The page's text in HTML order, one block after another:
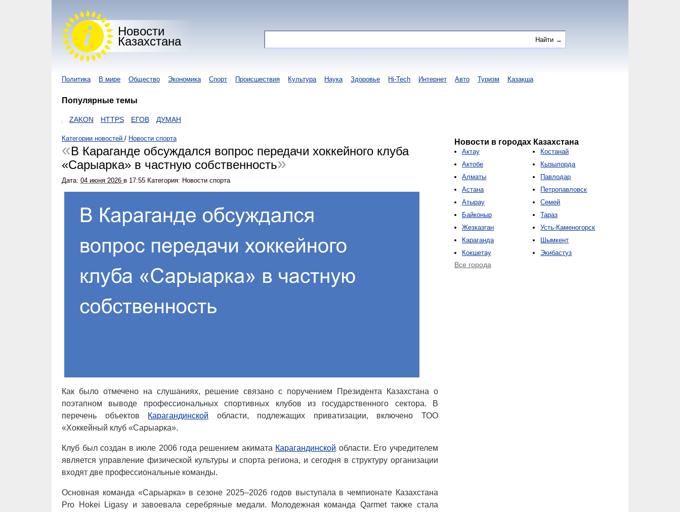
Новости
Казахстана
Политика В мире Общество Экономика Спорт Происшествия Культура Наука Здоровье Hi-Tech Интернет Авто Туризм Қазақша
Популярные темы
ZAKON HTTPS ЕГОВ ДУМАН
Категории новостей / Новости спорта
В Караганде обсуждался вопрос передачи хоккейного клуба
«Сарыарка» в частную собственность
Дата: 04 июня 2026 в 17:55 Категория: Новости спорта
Как было отмечено на слушаниях, решение связано с поручением Президента Казахстана о
поэтапном выводе профессиональных спортивных клубов из государственного сектора. В
перечень объектов
Карагандинской области, подлежащих приватизации, включено ТОО
«Хоккейный клуб «Сарыарка».
Клуб был создан в июле 2006 года решением акимата Карагандинской области. Его учредителем
является управление физической культуры и спорта региона, и сегодня в структуру организации
входят две профессиональные команды.
Основная команда «Сарыарка» в сезоне 2025–2026 годов выступала в чемпионате Казахстана
Pro Hokei Ligasy и завоевала серебряные медали. Молодежная команда Qarmet также стала
Новости в городах Казахстана
Актау
Актобе
Алматы
Астана
Атырау
Байконыр
Жезказган
Караганда
Кокшетау
Костанай
Кызылорда
Павлодар
Петропавловск
Семей
Тараз
Усть-Каменогорск
Шымкент
Экибастуз
Все города